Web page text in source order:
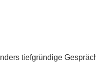
tiefgründige